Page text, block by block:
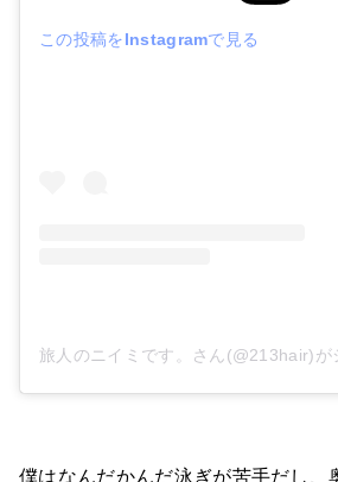
この投稿をInstagramで見る
旅人のニイミです。さん(@213hair)が
僕はなんだかんだ泳ぎが苦手だし、